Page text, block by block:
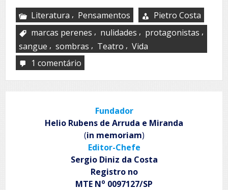
Literatura , Pensamentos
Pietro Costa
marcas perenes , nulidades , protagonistas ,
sangue , sombras , Teatro , Vida
1 comentário
logo
XVI
e
XVII
Fundador
Helio Rubens de Arruda e Miranda
(in memoriam)
Editor-Chefe
Sergio Diniz da Costa
Registro no
MTE No 0097127/SP